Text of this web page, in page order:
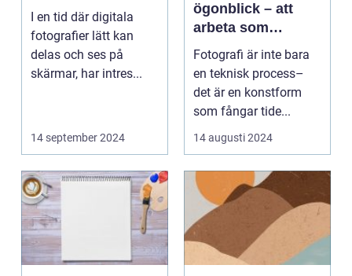
I en tid där digitala
fotografier lätt kan
delas och ses på
skärmar, har intres...
14 september 2024
ögonblick – att
arbeta som
fotograf i
Norrköping
Fotografi är inte bara
en teknisk process–
det är en konstform
som fångar tide...
14 augusti 2024